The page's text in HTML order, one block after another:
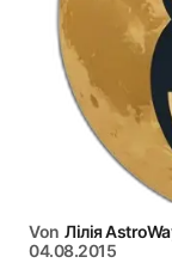
Von Лілія
04.08.2015